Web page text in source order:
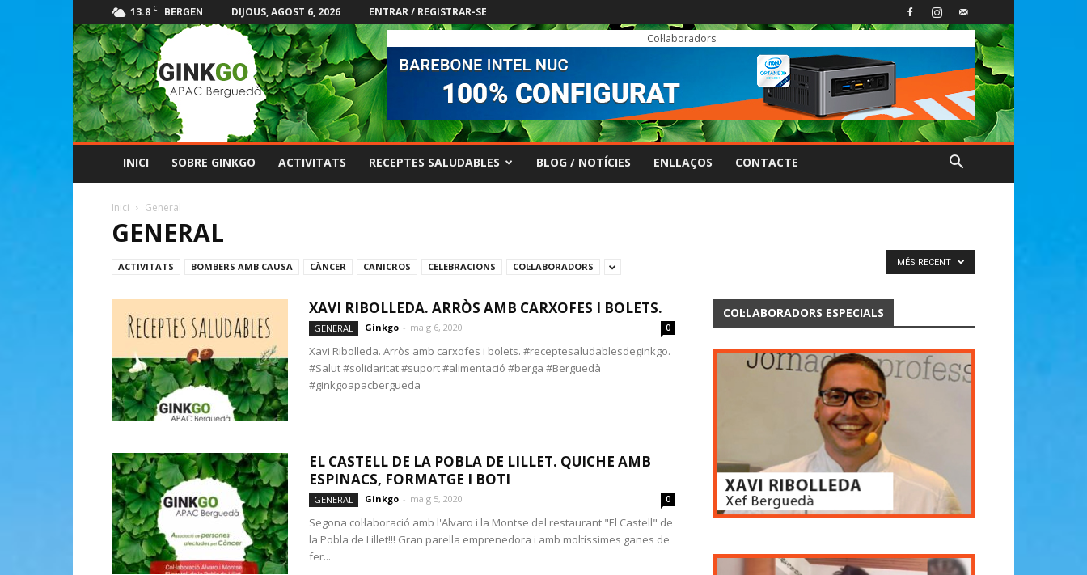
13.8 C BERGEN DIJOUS, AGOST 6, 2026 ENTRAR / REGISTRAR-SE
GINKGO
Apac
del
Berguedà
Col·laboradors
INICI SOBRE GINKGO ACTIVITATS RECEPTES SALUDABLES BLOG / NOTÍCIES ENLLAÇOS CONTACTE
Inici General
GENERAL
ACTIVITATS BOMBERS AMB CAUSA CÀNCER CANICROS CELEBRACIONS COL·LABORADORS MÉS RECENT
XAVI RIBOLLEDA. ARRÒS AMB CARXOFES I BOLETS.
GENERAL Ginkgo - maig 6, 2020 0
Xavi Ribolleda. Arròs amb carxofes i bolets. #receptesaludablesdeginkgo.
#Salut #solidaritat #suport #alimentació #berga #Berguedà
#ginkgoapacbergueda
EL CASTELL DE LA POBLA DE LILLET. QUICHE AMB
ESPINACS, FORMATGE I BOTI
GENERAL Ginkgo - maig 5, 2020 0
Segona col·laboració amb l'Alvaro i la Montse del restaurant "El Castell" de
la Pobla de Lillet!!! Gran parella emprenedora i amb moltíssimes ganes de
fer...
COL·LABORADORS ESPECIALS